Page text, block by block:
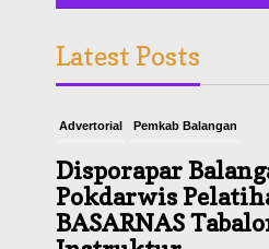
Latest Posts
Advertorial Pemkab Balangan
Disporapar
Pokdarwis
BASARNAS